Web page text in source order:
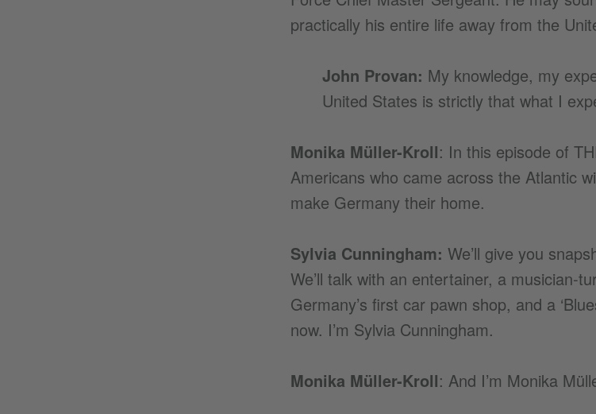
practically his entire life away from the
John Provan: My knowledge, my
United States is strictly that what I
Monika Müller-Kroll: In this episode of
Americans who came across the Atlantic
make Germany their home.
Sylvia Cunningham: We’ll give you
We’ll talk with an entertainer, a musician-
Germany’s first car pawn shop, and a
now. I’m Sylvia Cunningham.
Monika Müller-Kroll: And I’m Monika